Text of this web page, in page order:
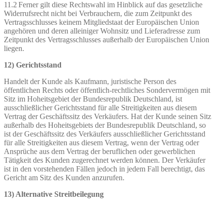
11.2 Ferner gilt diese Rechtswahl im Hinblick auf das gesetzliche
Widerrufsrecht nicht bei Verbrauchern, die zum Zeitpunkt des
Vertragsschlusses keinem Mitgliedstaat der Europäischen Union
angehören und deren alleiniger Wohnsitz und Lieferadresse zum
Zeitpunkt des Vertragsschlusses außerhalb der Europäischen Union
liegen.
12) Gerichtsstand
Handelt der Kunde als Kaufmann, juristische Person des
öffentlichen Rechts oder öffentlich-rechtliches Sondervermögen mit
Sitz im Hoheitsgebiet der Bundesrepublik Deutschland, ist
ausschließlicher Gerichtsstand für alle Streitigkeiten aus diesem
Vertrag der Geschäftssitz des Verkäufers. Hat der Kunde seinen Sitz
außerhalb des Hoheitsgebiets der Bundesrepublik Deutschland, so
ist der Geschäftssitz des Verkäufers ausschließlicher Gerichtsstand
für alle Streitigkeiten aus diesem Vertrag, wenn der Vertrag oder
Ansprüche aus dem Vertrag der beruflichen oder gewerblichen
Tätigkeit des Kunden zugerechnet werden können. Der Verkäufer
ist in den vorstehenden Fällen jedoch in jedem Fall berechtigt, das
Gericht am Sitz des Kunden anzurufen.
13) Alternative Streitbeilegung